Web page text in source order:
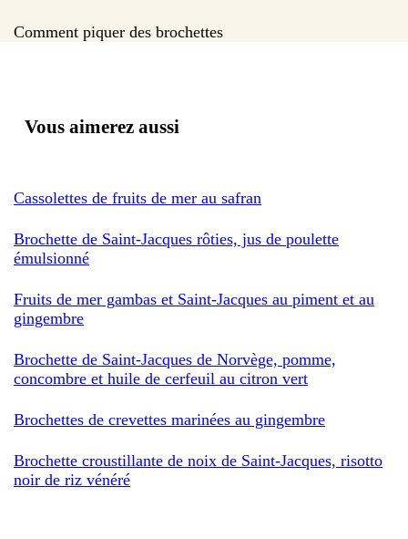
Comment piquer des brochettes
Vous aimerez aussi
Cassolettes de fruits de mer au safran
Brochette de Saint-Jacques rôties, jus de poulette
émulsionné
Fruits de mer gambas et Saint-Jacques au piment et au
gingembre
Brochette de Saint-Jacques de Norvège, pomme,
concombre et huile de cerfeuil au citron vert
Brochettes de crevettes marinées au gingembre
Brochette croustillante de noix de Saint-Jacques, risotto
noir de riz vénéré